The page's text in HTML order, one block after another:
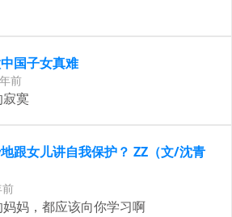
国子女真难
前
寞
跟女儿讲自我保护？ ZZ（文/沈青
前
妈，都应该向你学习啊